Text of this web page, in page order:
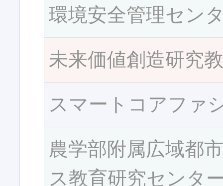
環境安全管理セン
未来価値創造研究
スマートコアファ
農学部附属広域都
ス教育研究センタ